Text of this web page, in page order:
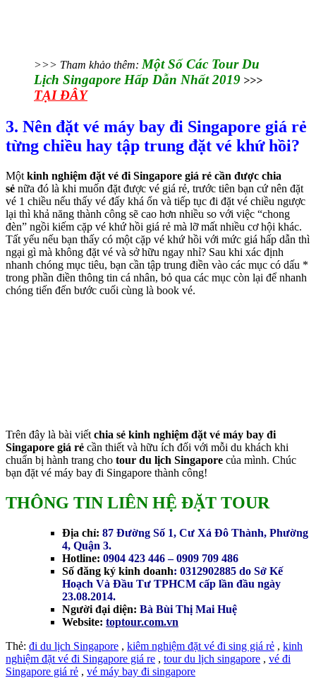
>>> Tham khảo thêm: Một Số Các Tour Du
Lịch Singapore Hấp Dẫn Nhất 2019 >>>
TẠI ĐÂY
3. Nên đặt vé máy bay đi Singapore giá rẻ
từng chiều hay tập trung đặt vé khứ hồi?
Một kinh nghiệm đặt vé đi Singapore giá rẻ cần được chia
sẻ nữa đó là khi muốn đặt được vé giá rẻ, trước tiên bạn cứ nên đặt
vé 1 chiều nếu thấy vé đấy khá ổn và tiếp tục đi đặt vé chiều ngược
lại thì khả năng thành công sẽ cao hơn nhiều so với việc “chong
đèn” ngồi kiếm cặp vé khứ hồi giá rẻ mà lỡ mất nhiều cơ hội khác.
Tất yếu nếu bạn thấy có một cặp vé khứ hồi với mức giá hấp dẫn thì
ngại gì mà không đặt vé và sở hữu ngay nhỉ? Sau khi xác định
nhanh chóng mục tiêu, bạn cần tập trung điền vào các mục có dấu *
trong phần điền thông tin cá nhân, bỏ qua các mục còn lại để nhanh
chóng tiến đến bước cuối cùng là book vé.
Trên đây là bài viết chia sẻ kinh nghiệm đặt vé máy bay đi
Singapore giá rẻ cần thiết và hữu ích đối với mỗi du khách khi
chuẩn bị hành trang cho tour du lịch Singapore của mình. Chúc
bạn đặt vé máy bay đi Singapore thành công!
THÔNG TIN LIÊN HỆ ĐẶT TOUR
Địa chỉ: 87 Đường Số 1, Cư Xá Đô Thành, Phường
4, Quận 3.
Hotline: 0904 423 446 – 0909 709 486
Số đăng ký kinh doanh: 0312902885 do Sở Kế
Hoạch Và Đầu Tư TPHCM cấp lần đầu ngày
23.08.2014.
Người đại diện: Bà Bùi Thị Mai Huệ
Website: toptour.com.vn
Thẻ: đi du lịch Singapore , kiêm nghiệm đặt vé đi sing giá rẻ , kinh
nghiệm đặt vé đi Singapore giá re , tour du lịch singapore , vé đi
Singapore giá rẻ , vé máy bay đi singapore